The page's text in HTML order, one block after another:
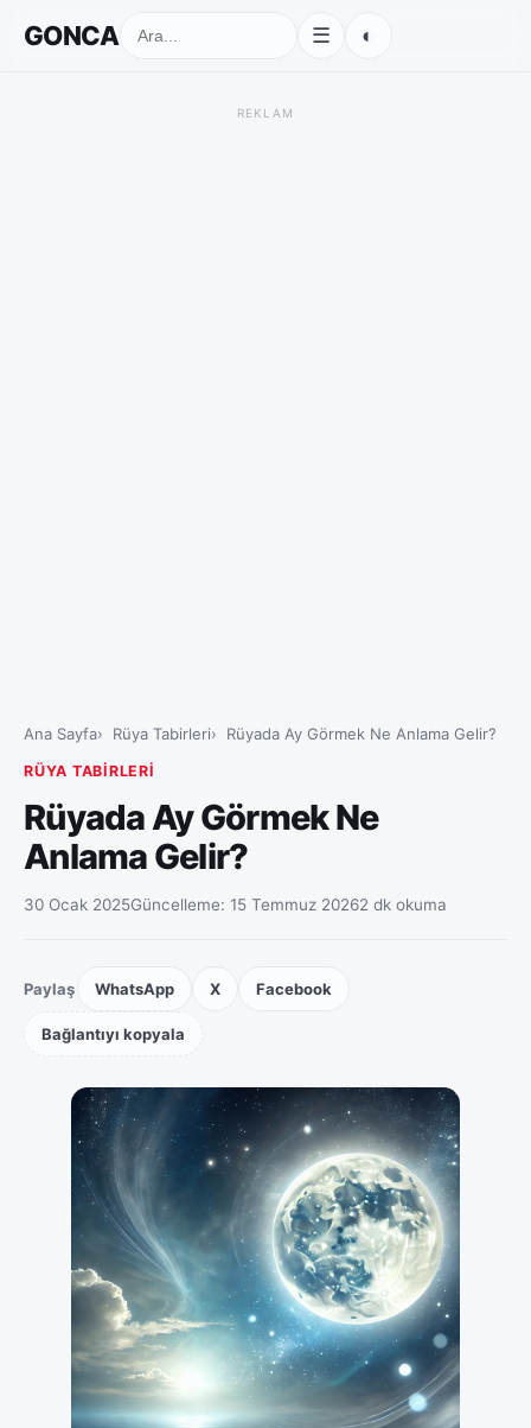
GONCA ☰ ◐
REKLAM
Ana Sayfa Rüya Tabirleri Rüyada Ay Görmek Ne Anlama Gelir?
RÜYA TABIRLERI
Rüyada Ay Görmek Ne
Anlama Gelir?
30 Ocak 2025Güncelleme: 15 Temmuz 20262 dk okuma
Paylaş WhatsApp X Facebook
Bağlantıyı kopyala